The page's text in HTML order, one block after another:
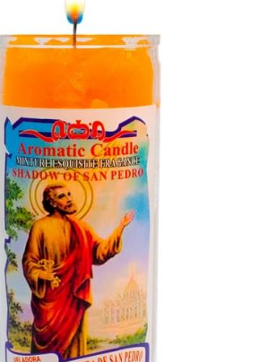
微信联系